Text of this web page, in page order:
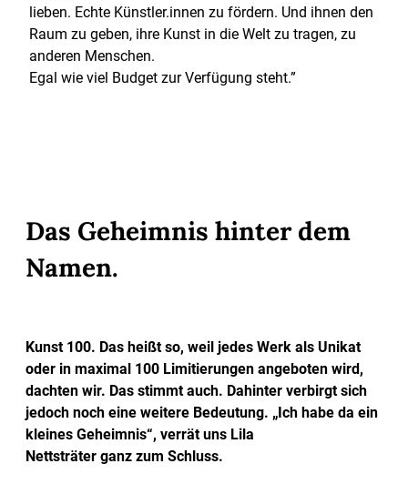
lieben. Echte Künstler.innen zu fördern. Und ihnen den
Raum zu geben, ihre Kunst in die Welt zu tragen, zu
anderen Menschen.
Egal wie viel Budget zur Verfügung steht.”
Das Geheimnis hinter dem
Namen.
Kunst 100. Das heißt so, weil jedes Werk als Unikat
oder in maximal 100 Limitierungen angeboten wird,
dachten wir. Das stimmt auch. Dahinter verbirgt sich
jedoch noch eine weitere Bedeutung. „Ich habe da ein
kleines Geheimnis“, verrät uns Lila
Nettsträter ganz zum Schluss.